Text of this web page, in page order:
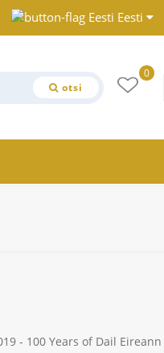
Eesti
otsi
0
- 100 Years of Dail Eireann